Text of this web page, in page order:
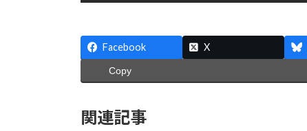
Facebook X
Copy
関連記事